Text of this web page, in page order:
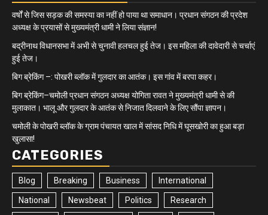
वर्षों से जिस सड़क की समस्या का नहीं हो पाया था समाधान। प्रधान संगठन की प्रदेश
अध्यक्ष के प्रयासों से मुख्यमंत्री धामी ने लिया संज्ञान!
बद्रीनाथ विधानसभा में अभी से चुनावी हलचल हुई तेज। इस महिला की दावेदारी से चर्चाएं
हुई तेज।
बिग ब्रेकिंग –: पोखरी ब्लॉक में गुलदार का आतंक। इस गांव में बरपा कहर।
बिग ब्रेकिंग–चमोली प्रधान संगठन अध्यक्ष योगिता रावत ने मुख्यमंत्री धामी से की
मुलाकात। भालू और गुलदार के आतंक से निजात दिलवाने के लिए सौंपा ज्ञापन।
चमोली के पोखरी ब्लॉक के ग्राम पंचायत खाल में सांसद निधि में घूसखोरी का हुआ बड़ा
खुलासा!
CATEGORIES
Blog Breaking Business International
National Newsbeat Politics Research